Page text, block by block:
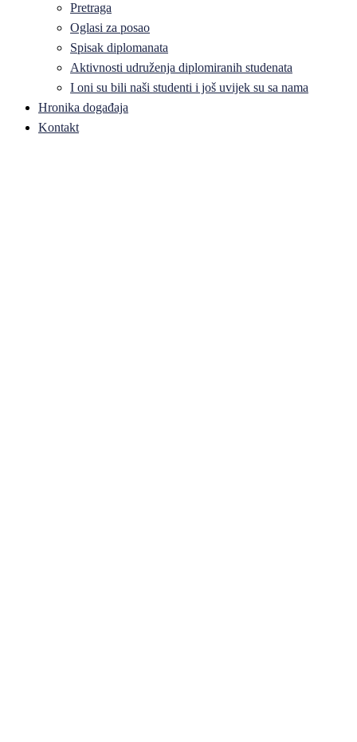
Pretraga
Oglasi za posao
Spisak diplomanata
Aktivnosti udruženja diplomiranih studenata
I oni su bili naši studenti i još uvijek su sa nama
Hronika događaja
Kontakt